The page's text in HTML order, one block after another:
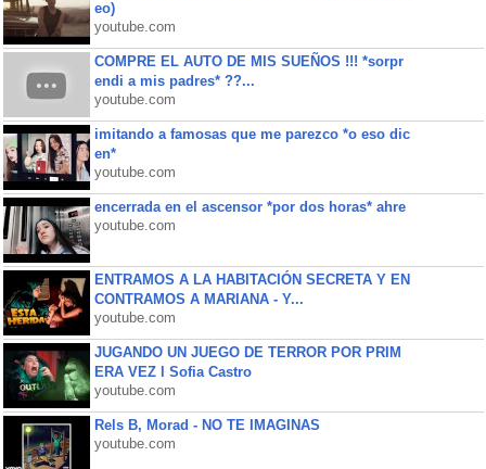
eo)
youtube.com
COMPRE EL AUTO DE MIS SUEÑOS !!! *sorpr
endi a mis padres* ??...
youtube.com
imitando a famosas que me parezco *o eso dic
en*
youtube.com
encerrada en el ascensor *por dos horas* ahre
youtube.com
ENTRAMOS A LA HABITACIÓN SECRETA Y EN
CONTRAMOS A MARIANA - Y...
youtube.com
JUGANDO UN JUEGO DE TERROR POR PRIM
ERA VEZ l Sofia Castro
youtube.com
Rels B, Morad - NO TE IMAGINAS
youtube.com